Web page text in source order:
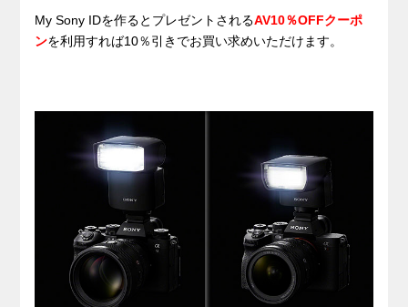
My Sony IDを作るとプレゼントされるAV10％OFFクーポ
ンを利用すれば10％引きでお買い求めいただけます。